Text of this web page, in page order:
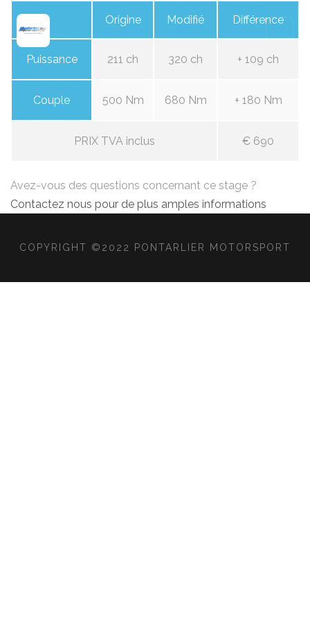
Origine Modifié Différence
Puissance 211 ch 320 ch + 109 ch
Couple 500 Nm 680 Nm + 180 Nm
PRIX TVA inclus € 690
Avez-vous des questions concernant ce stage ?
Contactez nous pour de plus amples informations
COPYRIGHT ©2022 PONTARLIER MOTORSPORT